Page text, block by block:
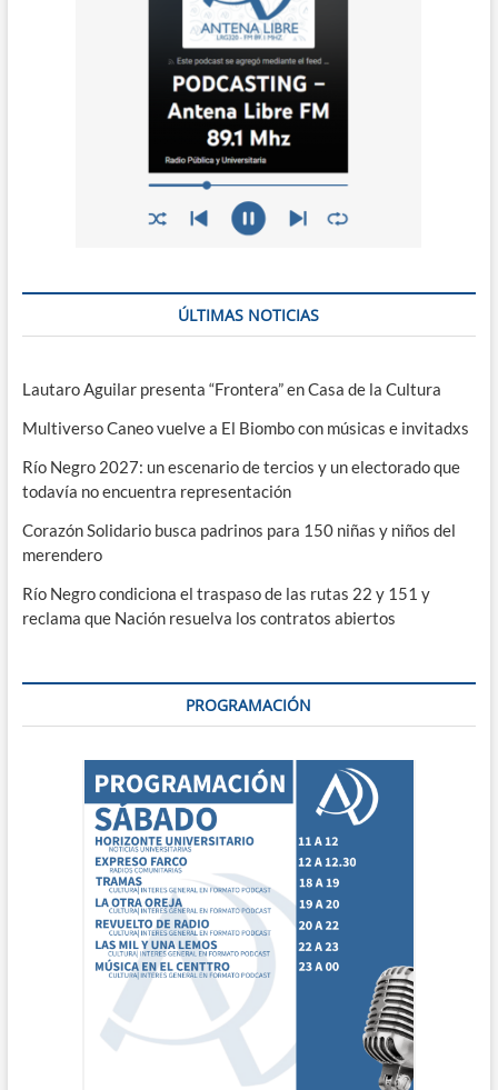
ÚLTIMAS NOTICIAS
Lautaro Aguilar presenta “Frontera” en Casa de la Cultura
Multiverso Caneo vuelve a El Biombo con músicas e invitadxs
Río Negro 2027: un escenario de tercios y un electorado que
todavía no encuentra representación
Corazón Solidario busca padrinos para 150 niñas y niños del
merendero
Río Negro condiciona el traspaso de las rutas 22 y 151 y
reclama que Nación resuelva los contratos abiertos
PROGRAMACIÓN